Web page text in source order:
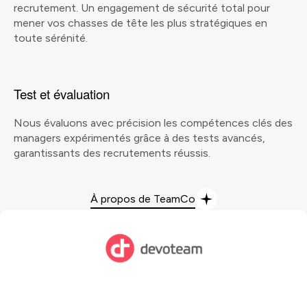
recrutement. Un engagement de sécurité total pour
mener vos chasses de tête les plus stratégiques en
toute sérénité.
Test et évaluation
Nous évaluons avec précision les compétences clés des
managers expérimentés grâce à des tests avancés,
garantissants des recrutements réussis.
À propos de TeamCo